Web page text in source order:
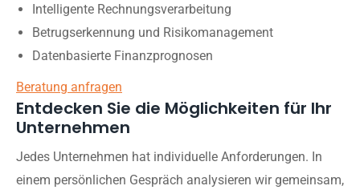
Intelligente Rechnungsverarbeitung
Betrugserkennung und Risikomanagement
Datenbasierte Finanzprognosen
Beratung anfragen
Entdecken Sie die Möglichkeiten für Ihr
Unternehmen
Jedes Unternehmen hat individuelle Anforderungen. In
einem persönlichen Gespräch analysieren wir gemeinsam,